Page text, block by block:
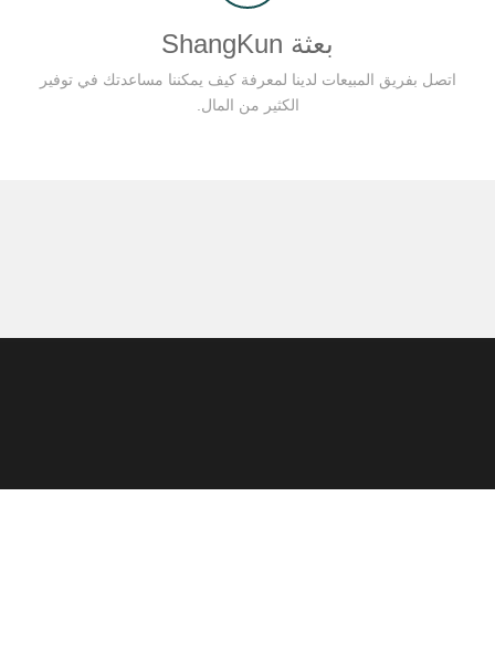
بعثة ShangKun
اتصل بفريق المبيعات لدينا لمعرفة كيف يمكننا مساعدتك في توفير
الكثير من المال.